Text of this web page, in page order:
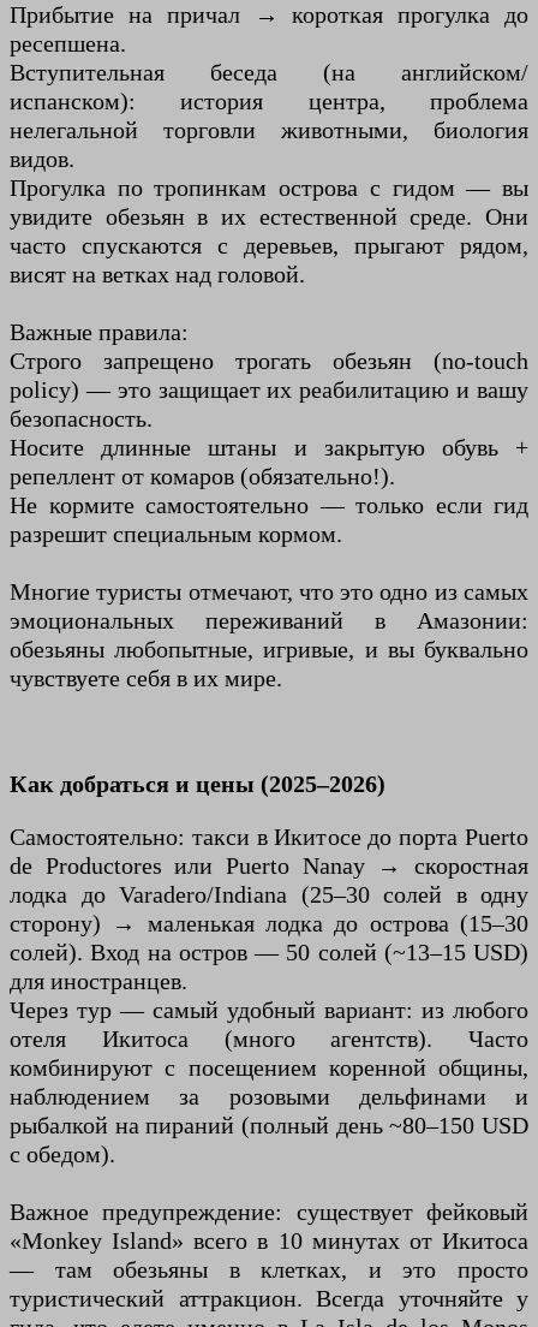
Прибытие на причал → короткая прогулка до
ресепшена.
Вступительная беседа (на английском/
испанском): история центра, проблема
нелегальной торговли животными, биология
видов.
Прогулка по тропинкам острова с гидом — вы
увидите обезьян в их естественной среде. Они
часто спускаются с деревьев, прыгают рядом,
висят на ветках над головой.
Важные правила:
Строго запрещено трогать обезьян (no-touch
policy) — это защищает их реабилитацию и вашу
безопасность.
Носите длинные штаны и закрытую обувь +
репеллент от комаров (обязательно!).
Не кормите самостоятельно — только если гид
разрешит специальным кормом.
Многие туристы отмечают, что это одно из самых
эмоциональных переживаний в Амазонии:
обезьяны любопытные, игривые, и вы буквально
чувствуете себя в их мире.
Как добраться и цены (2025–2026)
Самостоятельно: такси в Икитосе до порта Puerto
de Productores или Puerto Nanay → скоростная
лодка до Varadero/Indiana (25–30 солей в одну
сторону) → маленькая лодка до острова (15–30
солей). Вход на остров — 50 солей (~13–15 USD)
для иностранцев.
Через тур — самый удобный вариант: из любого
отеля Икитоса (много агентств). Часто
комбинируют с посещением коренной общины,
наблюдением за розовыми дельфинами и
рыбалкой на пираний (полный день ~80–150 USD
с обедом).
Важное предупреждение: существует фейковый
«Monkey Island» всего в 10 минутах от Икитоса
— там обезьяны в клетках, и это просто
туристический аттракцион. Всегда уточняйте у